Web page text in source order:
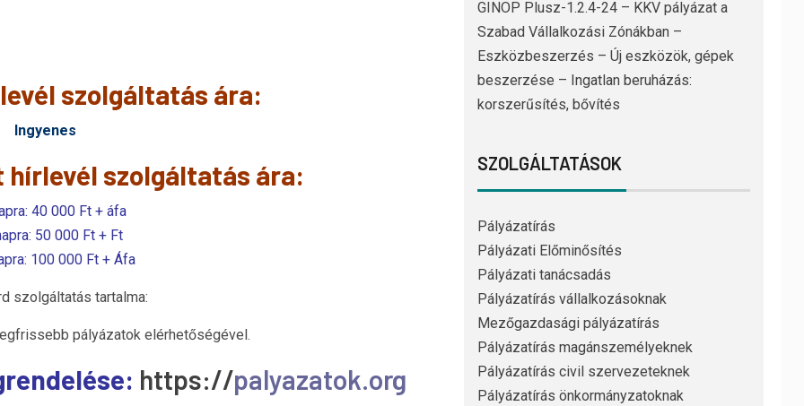
szolgáltatás ára:
Ingyenes
hírlevél szolgáltatás ára:
40 000 Ft + áfa
50 000 Ft + Ft
100 000 Ft + Áfa
szolgáltatás tartalma:
pályázatok elérhetőségével.
https://palyazatok.org
GINOP Plusz-1.2.4-24 – KKV pályázat a
Szabad Vállalkozási Zónákban –
Eszközbeszerzés – Új eszközök, gépek
beszerzése – Ingatlan beruházás:
korszerűsítés, bővítés
SZOLGÁLTATÁSOK
Pályázatírás
Pályázati Előminősítés
Pályázati tanácsadás
Pályázatírás vállalkozásoknak
Mezőgazdasági pályázatírás
Pályázatírás magánszemélyeknek
Pályázatírás civil szervezeteknek
Pályázatírás önkormányzatoknak